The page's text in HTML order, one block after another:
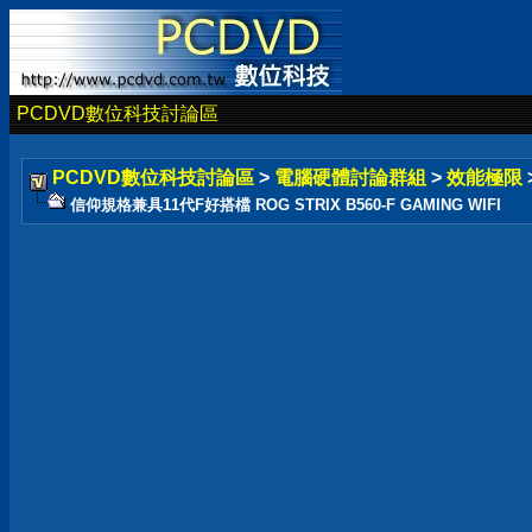
PCDVD數位科技討論區
PCDVD數位科技討論區 > 電腦硬體討論群組 > 效能極限
信仰規格兼具11代F好搭檔 ROG STRIX B560-F GAMING WIFI